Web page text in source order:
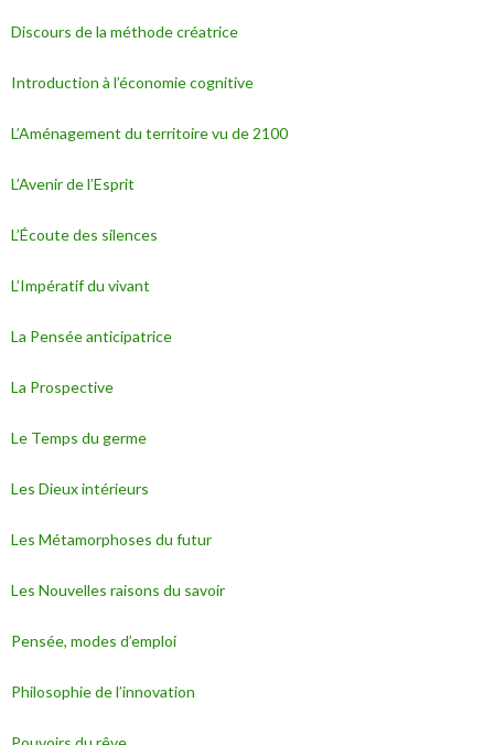
Discours de la méthode créatrice
Introduction à l’économie cognitive
L’Aménagement du territoire vu de 2100
L’Avenir de l’Esprit
L’Écoute des silences
L’Impératif du vivant
La Pensée anticipatrice
La Prospective
Le Temps du germe
Les Dieux intérieurs
Les Métamorphoses du futur
Les Nouvelles raisons du savoir
Pensée, modes d’emploi
Philosophie de l’innovation